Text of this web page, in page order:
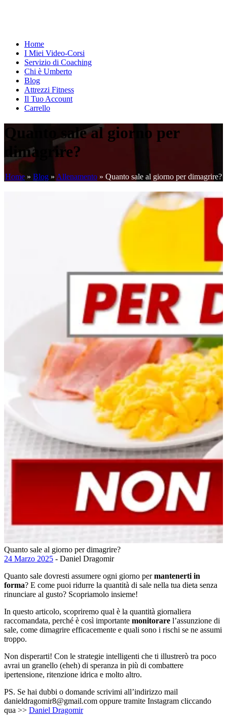
Home
I Miei Video-Corsi
Servizio di Coaching
Chi è Umberto
Blog
Attrezzi Fitness
Il Tuo Account
Carrello
Quanto sale al giorno per
dimagrire?
Home » Blog » Allenamento » Quanto sale al giorno per dimagrire?
Quanto sale al giorno per dimagrire?
24 Marzo 2025 - Daniel Dragomir
Quanto sale dovresti assumere ogni giorno permantenerti in
forma? E come puoi ridurre la quantità di sale nella tua dieta senza
rinunciare al gusto? Scopriamolo insieme!
In questo articolo, scopriremo qual è la quantità giornaliera
raccomandata, perché è così importante monitorare l’assunzione di
sale, come dimagrire efficacemente e quali sono i rischi se ne assumi
troppo.
Non disperarti! Con le strategie intelligenti che ti illustrerò tra poco
avrai un granello (eheh) di speranza in più di combattere
ipertensione, ritenzione idrica e molto altro.
PS. Se hai dubbi o domande scrivimi all’indirizzo mail
danieldragomir8@gmail.com oppure tramite Instagram cliccando
qua >> Daniel Dragomir